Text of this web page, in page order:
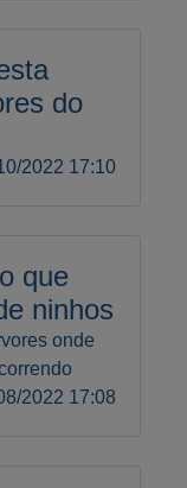
do
2022 17:10
que
ninhos
onde
2022 17:08